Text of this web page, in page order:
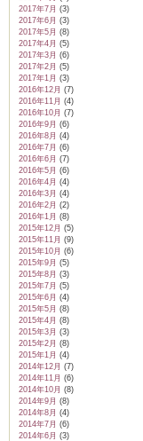
2017年7月 (3)
2017年6月 (3)
2017年5月 (8)
2017年4月 (5)
2017年3月 (6)
2017年2月 (5)
2017年1月 (3)
2016年12月 (7)
2016年11月 (4)
2016年10月 (7)
2016年9月 (6)
2016年8月 (4)
2016年7月 (6)
2016年6月 (7)
2016年5月 (6)
2016年4月 (4)
2016年3月 (4)
2016年2月 (2)
2016年1月 (8)
2015年12月 (5)
2015年11月 (9)
2015年10月 (6)
2015年9月 (5)
2015年8月 (3)
2015年7月 (5)
2015年6月 (4)
2015年5月 (8)
2015年4月 (8)
2015年3月 (3)
2015年2月 (8)
2015年1月 (4)
2014年12月 (7)
2014年11月 (6)
2014年10月 (8)
2014年9月 (8)
2014年8月 (4)
2014年7月 (6)
2014年6月 (3)